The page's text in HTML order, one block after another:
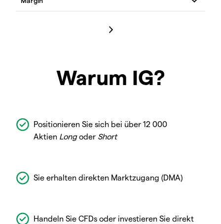
Warum IG?
Positionieren Sie sich bei über 12 000
Aktien Longoder Short
Sie erhalten direkten Marktzugang (DMA)
Handeln Sie CFDs oder investieren Sie direkt